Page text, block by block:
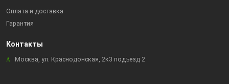
Оплата и доставка
Гарантия
Контакты
Москва, ул. Краснодонская, 2к3 подъезд 2